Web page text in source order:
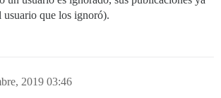
usuario que los ignoró).
2019 03:46